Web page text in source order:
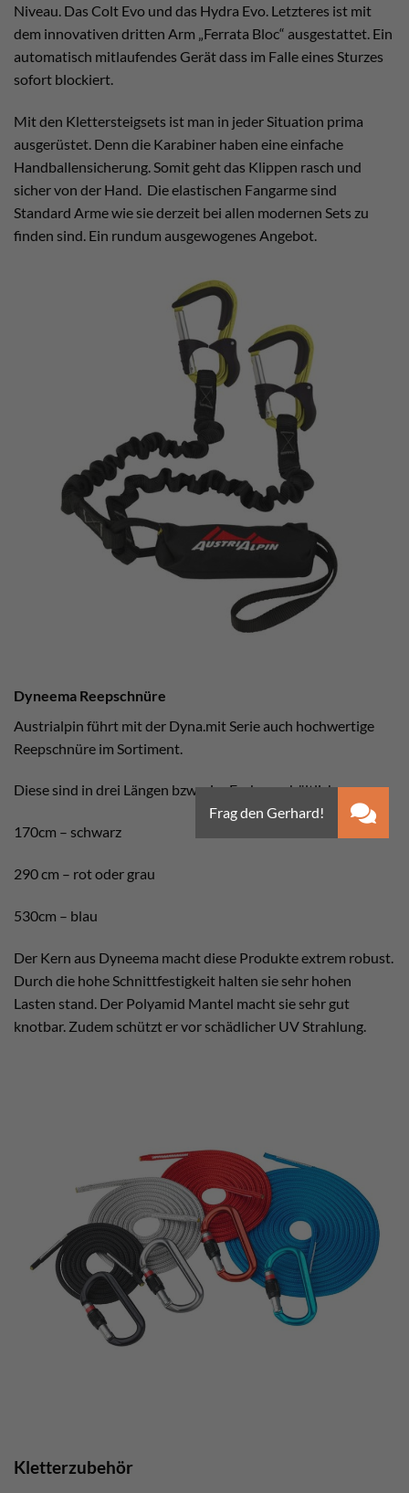
Niveau. Das Colt Evo und das Hydra Evo. Letzteres ist mit
dem innovativen dritten Arm „Ferrata Bloc“ ausgestattet. Ein
automatisch mitlaufendes Gerät dass im Falle eines Sturzes
sofort blockiert.
Mit den Klettersteigsets ist man in jeder Situation prima
ausgerüstet. Denn die Karabiner haben eine einfache
Handballensicherung. Somit geht das Klippen rasch und
sicher von der Hand. Die elastischen Fangarme sind
Standard Arme wie sie derzeit bei allen modernen Sets zu
finden sind. Ein rundum ausgewogenes Angebot.
Dyneema Reepschnüre
Austrialpin führt mit der Dyna.mit Serie auch hochwertige
Reepschnüre im Sortiment.
Diese sind in drei Längen bzw. vier Farben erhältlich.
170cm – schwarz
290 cm – rot oder grau
530cm – blau
Der Kern aus Dyneema macht diese Produkte extrem robust.
Durch die hohe Schnittfestigkeit halten sie sehr hohen
Lasten stand. Der Polyamid Mantel macht sie sehr gut
knotbar. Zudem schützt er vor schädlicher UV Strahlung.
Kletterzubehör